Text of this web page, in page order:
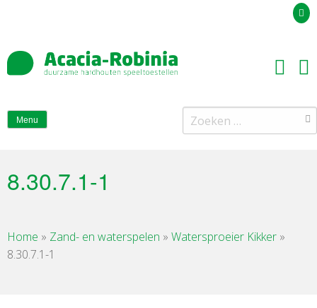
Menu
Zoeken
naar:
8.30.7.1-1
Home » Zand- en waterspelen » Watersproeier Kikker »
8.30.7.1-1